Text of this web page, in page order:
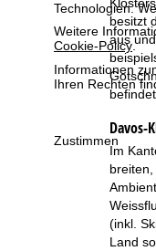
Technologien.
Weitere
Cookie-Policy.
Informationen
Ihren Rechten
Zustimmen
t
s
i
t
e
besitzt
aus
Davos-
Im
(inkl.
Land